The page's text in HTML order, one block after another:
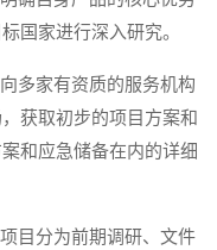
国家进行深入研究。
多家有资质的服务机构
获取初步的项目方案和
和应急储备在内的详细
目分为前期调研、文件